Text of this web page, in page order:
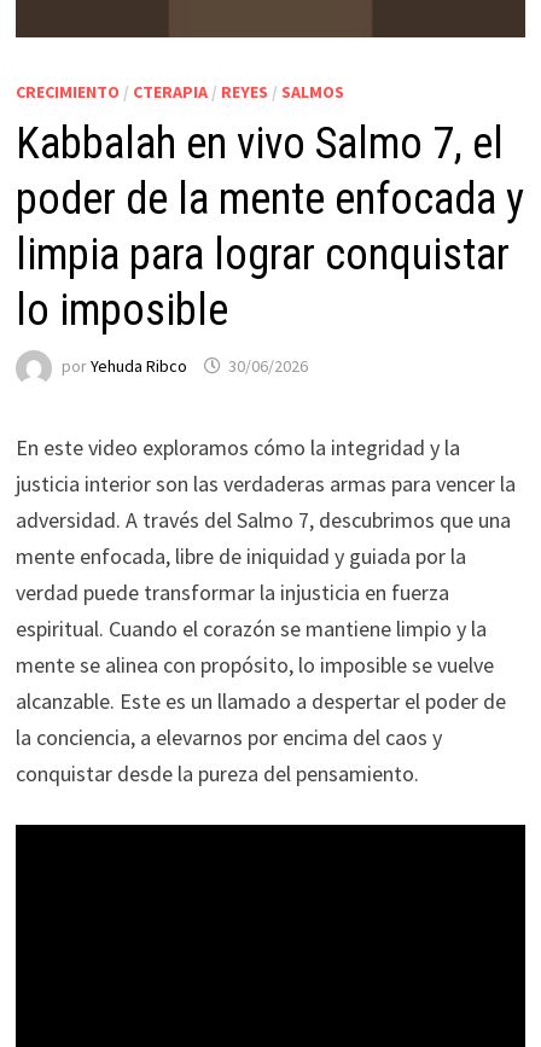
CRECIMIENTO / CTERAPIA/ REYES / SALMOS
Kabbalah en vivo Salmo 7, el
poder de la mente enfocada y
limpia para lograr conquistar
lo imposible
porYehuda Ribco 30/06/2026
En este video exploramos cómo la integridad y la
justicia interior son las verdaderas armas para vencer la
adversidad. A través del Salmo 7, descubrimos que una
mente enfocada, libre de iniquidad y guiada por la
verdad puede transformar la injusticia en fuerza
espiritual. Cuando el corazón se mantiene limpio y la
mente se alinea con propósito, lo imposible se vuelve
alcanzable. Este es un llamado a despertar el poder de
la conciencia, a elevarnos por encima del caos y
conquistar desde la pureza del pensamiento.